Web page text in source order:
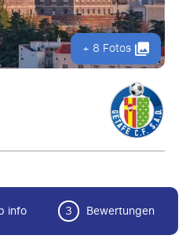
+ 8 Fotos
info 3 Bewertungen